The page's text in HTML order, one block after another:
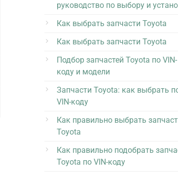
руководство по выбору и
Как выбрать запчасти Toyota
Как выбрать запчасти Toyota
Подбор запчастей Toyota по VIN-
коду и модели
Запчасти Toyota: как выбрать
VIN-коду
Как правильно выбрать
Toyota
Как правильно подобрать
Toyota по VIN-коду